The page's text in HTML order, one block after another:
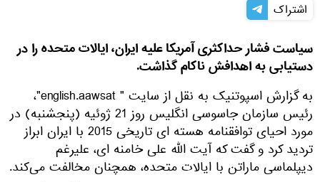
اشتراک
سیاست فشار حداکثری آمریکا علیه ایران، ایالات متحده را در
دستیابی به اهدافش ناکام گذاشت.
به گزارش اسپوتنیک به نقل از سایت " english.aawsat"،
رئیس سازمان جاسوسی انگلیس روز 21 ژوئیه (پنجشنبه) در
مورد احیای توافقنامه هسته ای تاریخی 2015 با ایران ابراز
تردید کرد و گفت که آیت الله علی خامنه ای، علیرغم
دیپلماسی ماراتن با ایالات متحده، همچنان مخالفت می‌کند.